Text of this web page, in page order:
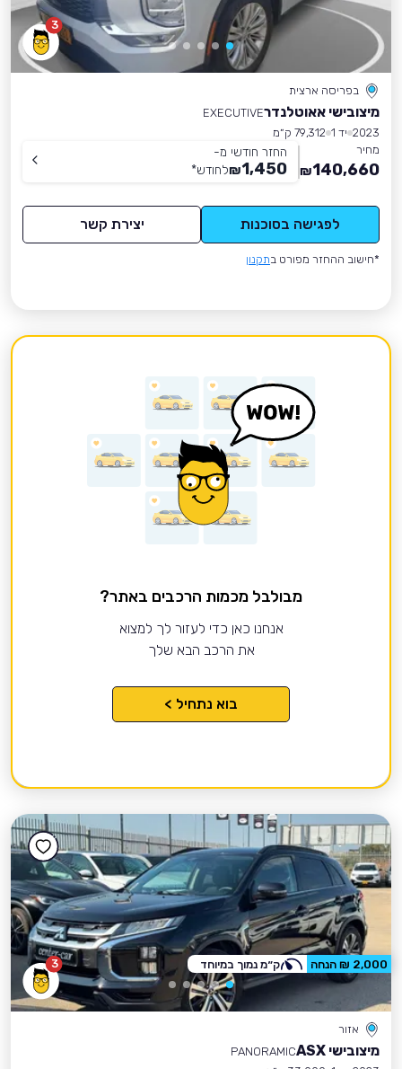
3
בפריסה ארצית
מיצובישי אאוטלנדרEXECUTIVE
2023 יד 1
79,312 ק״מ
מחיר
140,660
₪
החזר חודשי מ-
1,450
₪לחודש*
לפגישה בסוכנות יצירת קשר
*חישוב ההחזר מפורט בתקנון
מבולבל מכמות הרכבים באתר?
אנחנו כאן כדי לעזור לך למצוא
את הרכב הבא שלך
בוא נתחיל >
3
אזור
מיצובישי ASX
PANORAMIC
2,000 ₪ הנחה ק״מ נמוך במיוחד